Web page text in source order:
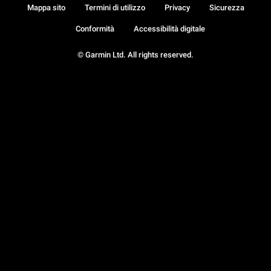
© Garmin Ltd. All rights reserved.
Mappa sito Termini di utilizzo Privacy Sicurezza
Conformità Accessibilità digitale